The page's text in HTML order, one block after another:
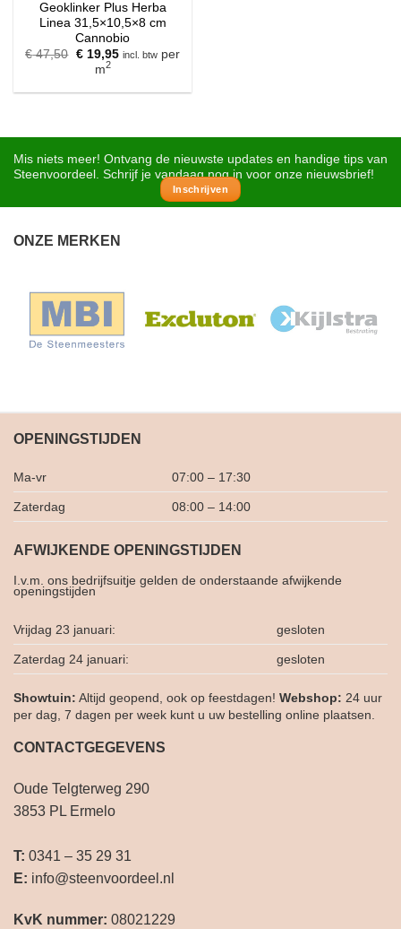
Geoklinker Plus Herba
Linea 31,5×10,5×8 cm
Cannobio
€47,50 Oorspronkelijke
prijs
was:
€19,95Huidige
incl. btwper
m2
Mis niets meer! Ontvang de nieuwste updates en handige tips van
Steenvoordeel. Schrijf je vandaag nog in voor onze nieuwsbrief!
Inschrijven
ONZE MERKEN
OPENINGSTIJDEN
Ma-vr 07:00 – 17:30
Zaterdag 08:00 – 14:00
AFWIJKENDE OPENINGSTIJDEN
I.v.m. ons bedrijfsuitje gelden de onderstaande afwijkende
openingstijden
Vrijdag 23 januari: gesloten
Zaterdag 24 januari: gesloten
Showtuin: Altijd geopend, ook op feestdagen! Webshop: 24 uur
per dag, 7 dagen per week kunt u uw bestelling online plaatsen.
CONTACTGEGEVENS
Oude Telgterweg 290
3853 PL Ermelo
T: 0341 – 35 29 31
E: info@steenvoordeel.nl
KvK nummer: 08021229